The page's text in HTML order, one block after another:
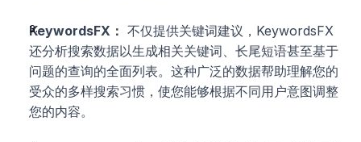
KeywordsFX： 不仅提供关键词建议，KeywordsFX
还分析搜索数据以生成相关关键词、长尾短语甚至基于
问题的查询的全面列表。这种广泛的数据帮助理解您的
受众的多样搜索习惯，使您能够根据不同用户意图调整
您的内容。